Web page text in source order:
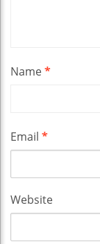
Name*
Email *
Website